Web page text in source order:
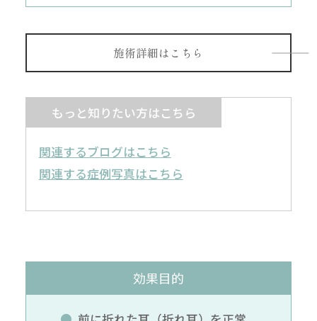
施術詳細はこちら
もっと知りたい方はこちら
関連するブログはこちら
関連する症例写真はこちら
効果目的